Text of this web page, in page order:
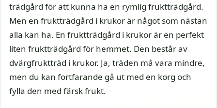
trädgård för att kunna ha en rymlig fruktträdgård.
Men en fruktträdgård i krukor är något som nästan
alla kan ha. En fruktträdgård i krukor är en perfekt
liten fruktträdgård för hemmet. Den består av
dvärgfruktträd i krukor. Ja, träden må vara mindre,
men du kan fortfarande gå ut med en korg och
fylla den med färsk frukt.